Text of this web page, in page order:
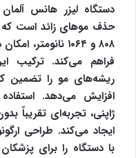
دستگاه لیزر هانس
۸۰۸ و ۱۰۶۴
فراهم می‌کند.
ریشه‌های مو را تضمین
افزایش می‌دهد.
ژاپنی، تجربه‌ای تقریباً
ایجاد می‌کند. طراحی
با دستگاه را برای